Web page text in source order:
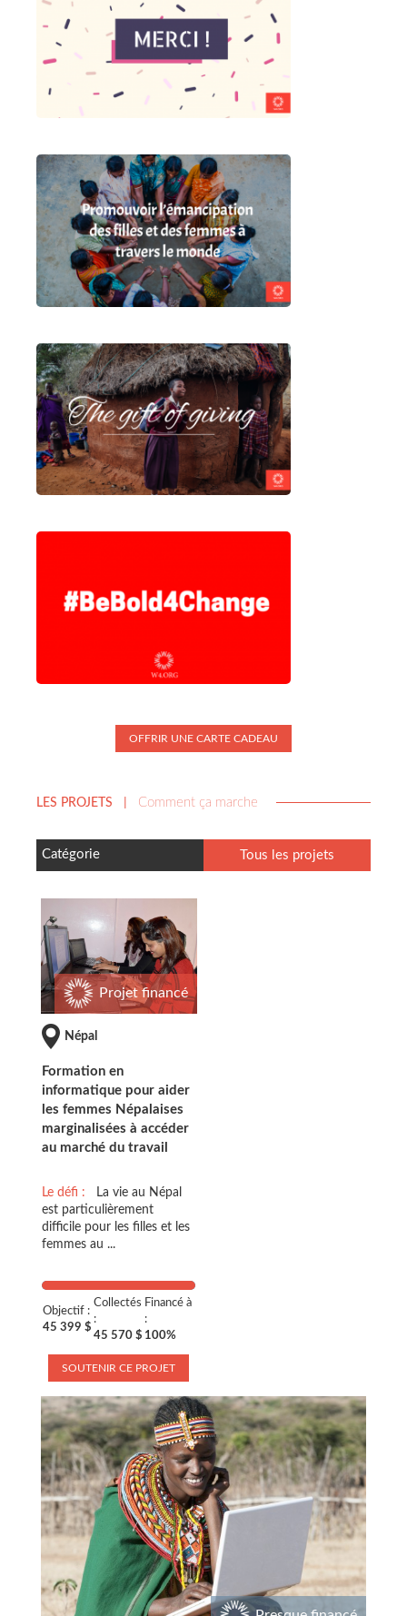
OFFRIR UNE CARTE CADEAU
LES PROJETS Comment ça marche
Catégorie Tous les projets
Projet financé
Népal
Formation en
informatique pour aider
les femmes Népalaises
marginalisées à accéder
au marché du travail
Le défi :
La vie au Népal
est particulièrement
difficile pour les filles et les
femmes au ...
Objectif :
45 399 $
Collectés
:
45 570 $
Financé à
:
100%
SOUTENIR CE PROJET